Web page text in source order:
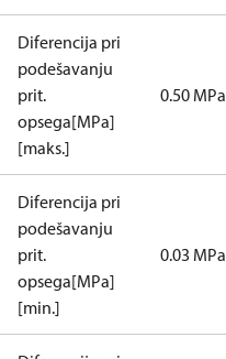
Diferencija pri
podešavanju
prit.
opsega[MPa]
[maks.]
0.50 MPa
Diferencija pri
podešavanju
prit.
opsega[MPa]
[min.]
0.03 MPa